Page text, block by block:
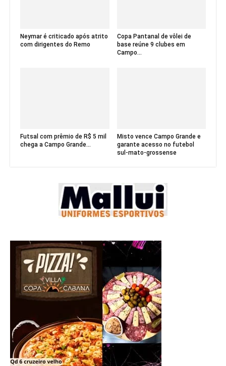
Neymar é criticado após atrito
com dirigentes do Remo
Copa Pantanal de vôlei de
base reúne 9 clubes em
Campo...
Futsal com prêmio de R$ 5 mil
chega a Campo Grande...
Misto vence Campo Grande e
garante acesso no futebol
sul-mato-grossense